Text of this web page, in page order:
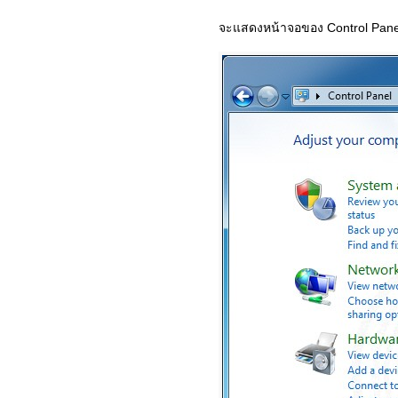
จะแสดงหน้าจอของ Control